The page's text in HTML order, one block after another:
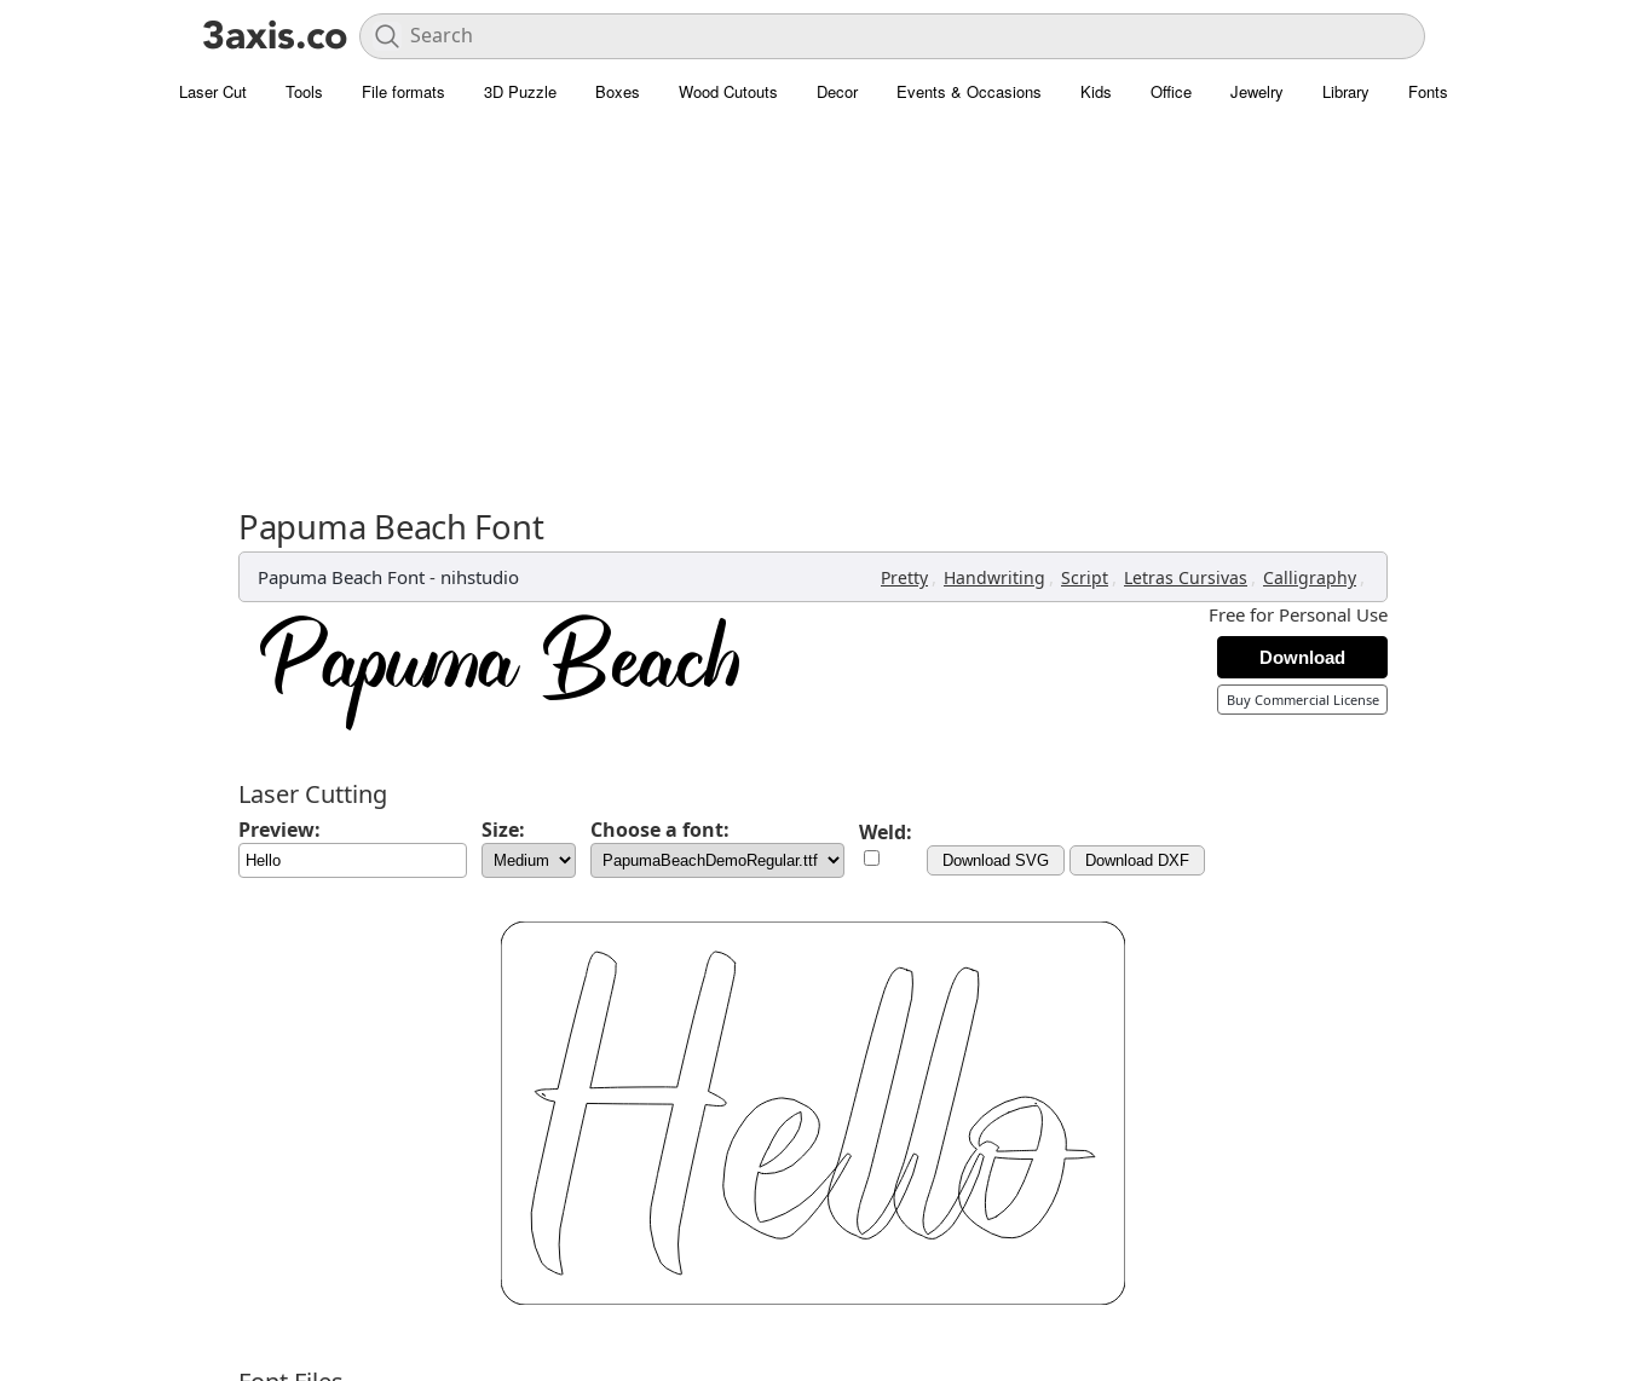
Laser Cut Tools File formats 3D Puzzle Boxes Wood Cutouts Decor Events & Occasions Kids Office Jewelry Library Fonts
Papuma Beach Font
Papuma Beach Font - nihstudio Pretty , Handwriting , Script , Letras Cursivas , Calligraphy ,
Free for Personal Use
Download
Buy Commercial License
Laser Cutting
Preview: Size: Choose a font: Weld:
Download SVG Download DXF